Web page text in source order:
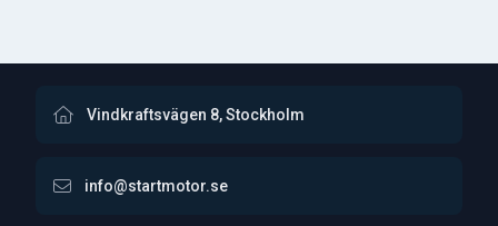
Vindkraftsvägen 8, Stockholm
info@startmotor.se